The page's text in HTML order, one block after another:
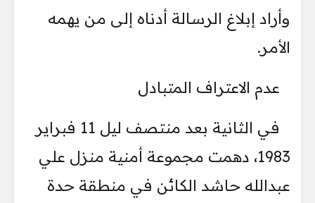
وأراد إبلاغ الرسالة أدناه إلى من يهمه
الأمر.
عدم الاعتراف المتبادل
في الثانية بعد منتصف ليل 11 فبراير
1983، دهمت مجموعة أمنية منزل علي
عبدالله حاشد الكائن في منطقة حدة